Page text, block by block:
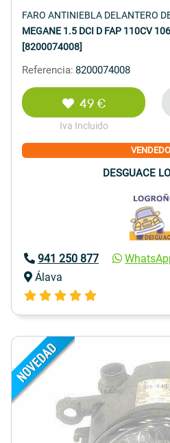
FARO ANTINIEBLA DELANTERO
MEGANE 1.5 DCI D FAP 110CV
[8200074008]
Referencia: 8200074008
49 €
Iva Incluido
DESGUACE
941 250 877
Álava